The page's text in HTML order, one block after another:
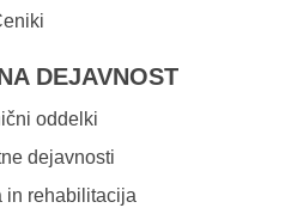
DEJAVNOST
oddelki
dejavnosti
in rehabilitacija